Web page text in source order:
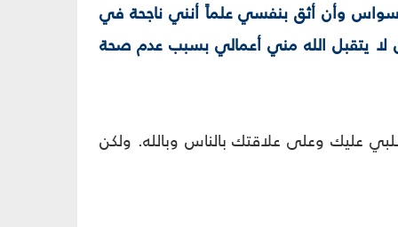
وأن أثق بنفسي علماً أنني ناجحة في
يتقبل الله مني أعمالي بسبب عدم صحة
عليك وعلى علاقتك بالناس وبالله. ولكن